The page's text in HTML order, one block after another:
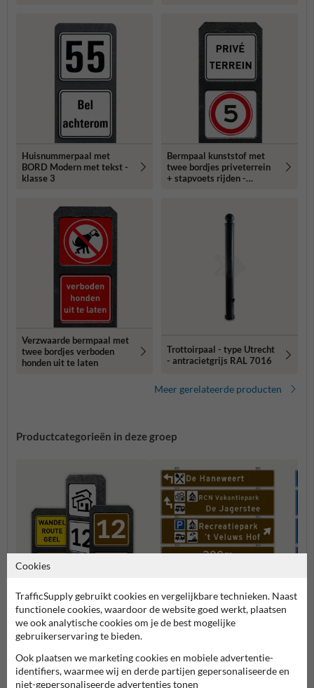
Huisnummerpaal met
BORD Modern met tekst -
klasse 3
Bermpaal kunststof met
twee bordjes priveterrein
+ stapvoets rijden -
Verzwaarde bermpaal met
twee bordjes verboden
honden uit te laten
Trottoirpaal - type Utrecht
- antracietgrijs RAL 7016
Meer gerelateerde producten
Productcategorieën in deze groep
Bermpalen met
informatiebordjes
Verwijsborden bruin
Bewegwijzeringsborden
Cookies
TrafficSupply gebruikt cookies en vergelijkbare technieken. Naast
functionele cookies, waardoor de website goed werkt, plaatsen
we ook analytische cookies om je de best mogelijke
gebruikerservaring te bieden.
Ook plaatsen we marketing cookies en mobiele advertentie-
identifiers, waarmee wij en derde partijen gepersonaliseerde en
niet-gepersonaliseerde advertenties tonen